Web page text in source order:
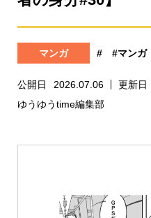
マンガ # #マンガ
公開日 2026.07.06 更新日
ゆうゆうtime編集部